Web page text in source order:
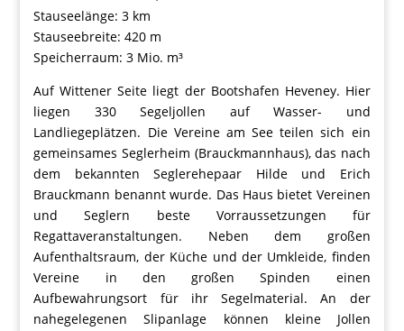
Stauseelänge: 3 km
Stauseebreite: 420 m
Speicherraum: 3 Mio. m³
Auf Wittener Seite liegt der Bootshafen Heveney. Hier
liegen 330 Segeljollen auf Wasser- und
Landliegeplätzen. Die Vereine am See teilen sich ein
gemeinsames Seglerheim (Brauckmannhaus), das nach
dem bekannten Seglerehepaar Hilde und Erich
Brauckmann benannt wurde. Das Haus bietet Vereinen
und Seglern beste Vorraussetzungen für
Regattaveranstaltungen. Neben dem großen
Aufenthaltsraum, der Küche und der Umkleide, finden
Vereine in den großen Spinden einen
Aufbewahrungsort für ihr Segelmaterial. An der
nahegelegenen Slipanlage können kleine Jollen